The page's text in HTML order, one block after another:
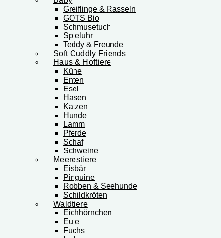
Greiflinge & Rasseln
GOTS Bio
Schmusetuch
Spieluhr
Teddy & Freunde
Soft Cuddly Friends
Haus & Hoftiere
Kühe
Enten
Esel
Hasen
Katzen
Hunde
Lamm
Pferde
Schaf
Schweine
Meerestiere
Eisbär
Pinguine
Robben & Seehunde
Schildkröten
Waldtiere
Eichhörnchen
Eule
Fuchs